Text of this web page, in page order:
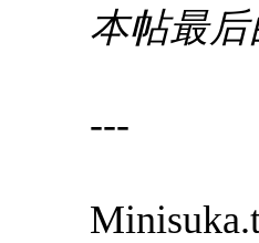
本帖最后
---